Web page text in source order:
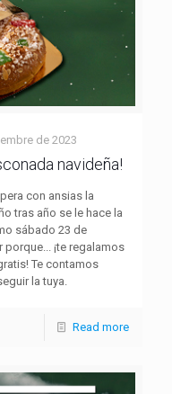
de 2023
navideña!
con ansias la
tras año se le hace la
sábado 23 de
porque... ¡te regalamos
Te contamos
la tuya.
Read more